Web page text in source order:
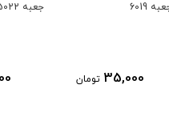
جعبه 5022
20,000 تومان
جعبه 5021